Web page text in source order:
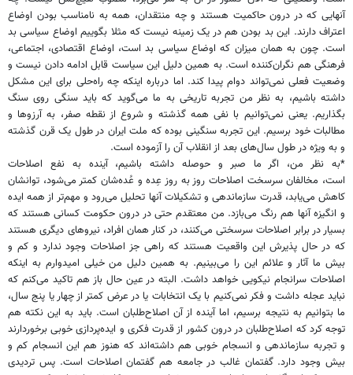
آنهایی که در درون حاکمیت هستند و چه منتقدان، همه به نامناسب بودن اوضاع
اعتراف دارند. این بد بودن هم در یک زمینه نیست که مثلا بگوییم اوضاع سیاسی بد
است. چون به همان میزان که اوضاع سیاسی بد است، اوضاع اقتصادی، اجتماعی،
فرهنگی هم نگران‌کننده است. به همین دلیل این سیاست قابل ادامه دادن نیست و
وضعیت فعلی نمی‌تواند دوام پیدا کند. اما درباره اینکه چه راه‌حلی برای این مشکل
داشته باشیم، به نظر من تجربه تاریخی به ما می‌گوید که باید سنگی روی سنگ
بگذاریم. یعنی نمی‌توانیم با نفی همه گذشته و شروع از نقطه صفر، به آرزوها و
مطالبات خود برسیم. این تجربه سنگینی بوده که ملت ایران در طول یک قرن گذشته
و به ویژه در طول سال‌های بعد از انقلاب آن را آزموده است.
*به نظر من، اگر ما صبر و حوصله داشته باشیم، آینده به نفع اصلاحات
است، مخالفان سرسخت اصلاحات روز به روز عِده و عُده‌شان کمتر می‌شود، توانشان
کاهش می‌یابد، قدرت سازماندهی و تشکیلات آنها تحلیل می‌رود و مهم‌تر از همه ایده
و انگیزه آنها هم رنگ می‌بازد. من معتقدم حتی در درون حکومت کسانی هستند که
بسیار در برابر اصلاحات سرسختی می‌کنند، در کنار همان افراد، نیروهای دیگری هستند
که در حال پذیرش این واقعیت هستند که راهی جز اصلاحات وجود ندارد و کم و
بیش ما آثار و علائم این را می‌بینیم. به همین دلیل من خیلی امیدوارم به اینکه
اصلاحات سرانجام نیکویی خواهد داشت. البته در عین حال باز هم تاکید می‌کنم که
نباید عجله داشت و فکر نمی‌کنیم با یک انتخابات یا در عرض کمتر از چهار یا پنج سال،
ما بتوانیم به نتیجه برسیم، اما آینده از آن اصلاح‌طلبان است. باید به این نکته هم
توجه کرد که اصلاح‌طلبان در درون کشور از قدرت فکری و ایده‌پردازی خوبی برخوردارند
و تجربه سازماندهی و انسجام خوبی هم داشته‌اند که هنوز هم این انسجام کم و
بیش وجود دارد. گفتمان غالب در جامعه هم گفتمان اصلاحات است. پس تردیدی